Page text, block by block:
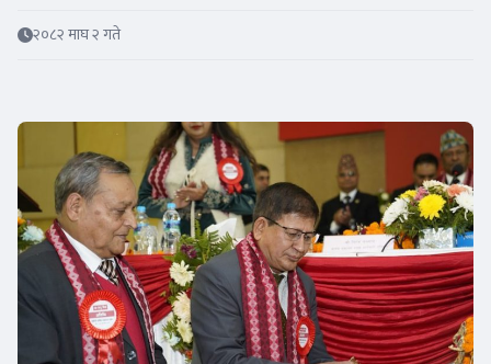
२०८२ माघ २ गते